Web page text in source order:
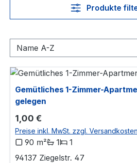
Produkte
Gemütliches 1-Zimmer-
gelegen
Regulärer Preis:
1,00 €
Preise inkl. MwSt. zzgl. Versandkosten
90 m² 1
1
94137 Ziegelstr. 47